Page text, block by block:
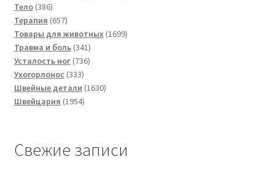
Тело 386386
товаров
Терапия 657657
товаров
Товары для животных 16991699
Травма и боль 341341
товар
Усталость ног 736736
Ухогорлонос 333333
товара
Швейные детали 16301630
Швейцария 19541954
Свежие записи